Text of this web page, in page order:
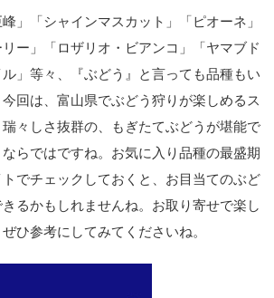
峰」「シャインマスカット」「ピオーネ」
リー」「ロザリオ・ビアンコ」「ヤマブド
」等々、『ぶどう』と言っても品種もい
回は、富山県でぶどう狩りが楽しめるス
々しさ抜群の、もぎたてぶどうが堪能で
らではですね。お気に入り品種の最盛期
でチェックしておくと、お目当てのぶど
るかもしれませんね。お取り寄せで楽し
ひ参考にしてみてくださいね。